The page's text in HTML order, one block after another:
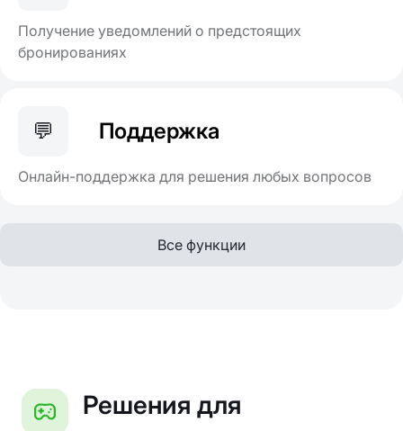
Получение уведомлений о предстоящих
бронированиях
💬 Поддержка
Онлайн-поддержка для решения любых вопросов
Все функции
Решения для